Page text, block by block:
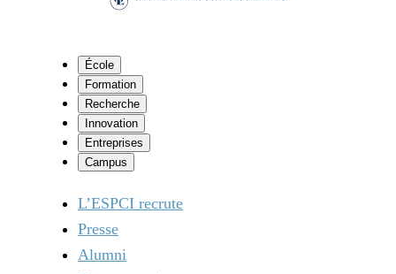
École
Formation
Recherche
Innovation
Entreprises
Campus
L’ESPCI recrute
Presse
Alumni